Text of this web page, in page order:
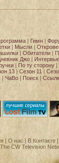
| Гимн|
| Мысли |
| Обитатели |
Джо|
| По ту сторону |
13 | Сезон 11 |
| ЧаВо| Поиск|
| О нас | В Контакте
The CW Television